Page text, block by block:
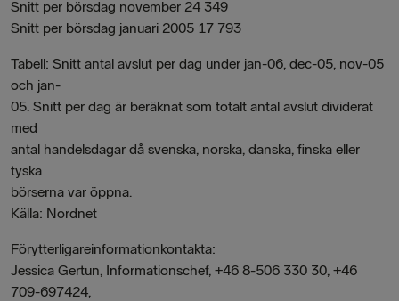
Snitt per börsdag november 24 349
Snitt per börsdag januari 2005 17 793
Tabell: Snitt antal avslut per dag under jan-06, dec-05, nov-05
och jan-
05. Snitt per dag är beräknat som totalt antal avslut dividerat
med
antal handelsdagar då svenska, norska, danska, finska eller
tyska
börserna var öppna.
Källa: Nordnet
Förytterligareinformationkontakta:
Jessica Gertun, Informationschef, +46 8-506 330 30, +46
709-697424,